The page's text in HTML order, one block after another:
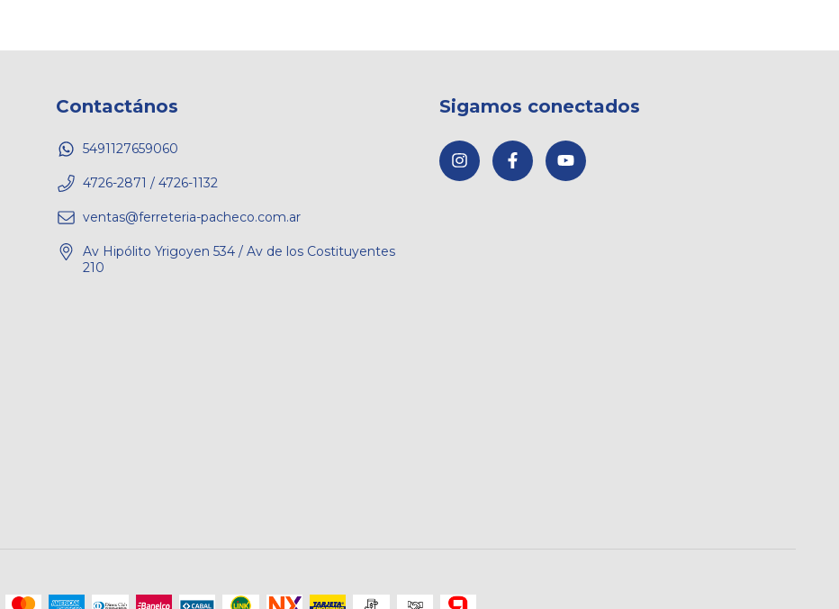
Contactános
5491127659060
4726-2871 / 4726-1132
ventas@ferreteria-pacheco.com.ar
Av Hipólito Yrigoyen 534 / Av de los Costituyentes
210
Sigamos conectados